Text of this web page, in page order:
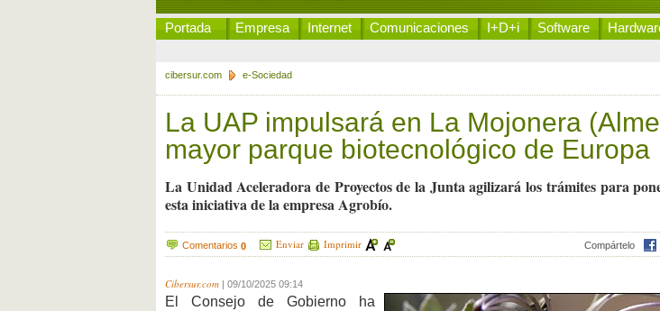
Portada Empresa Internet Comunicaciones I+D+i Software
cibersur.com e-Sociedad
La UAP impulsará en La Mojonera
mayor parque biotecnológico de Europa
La Unidad Aceleradora de Proyectos de la Junta agilizará los trámites para
esta iniciativa de la empresa Agrobío.
Comentarios 0 Enviar Imprimir Compártelo
Cibersur.com 09/10/2025 09:14
El Consejo de Gobierno ha